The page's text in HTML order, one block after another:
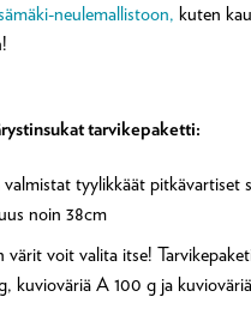
neulemallistoon, kuten
tarvikepaketti:
valmistat tyylikkäät pitkävartiset
noin 38cm
värit voit valita itse!
kuvioväriä A 100 g ja